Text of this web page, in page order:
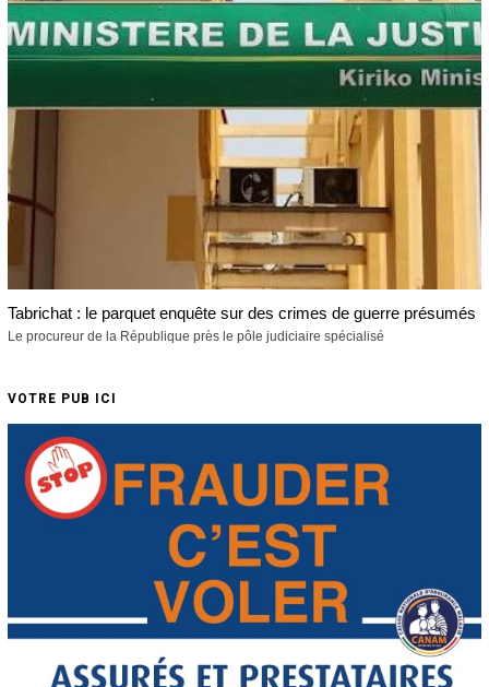
Tabrichat : le parquet enquête sur des crimes de guerre présumés
Le procureur de la République près le pôle judiciaire spécialisé
VOTRE PUB ICI